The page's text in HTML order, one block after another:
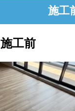
施工
施工前